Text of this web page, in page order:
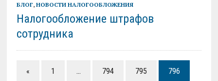
БЛОГ, НОВОСТИ НАЛОГООБЛОЖЕНИЯ
Налогообложение штрафов
сотрудника
« 1 … 794 795 796